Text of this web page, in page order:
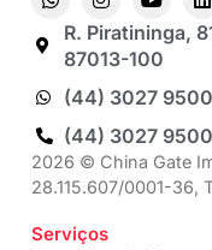
R. Piratininga,
87013-100
(44) 3027 9500
(44) 3027 9500
2026 © China Gate
28.115.607/0001-36,
Serviços